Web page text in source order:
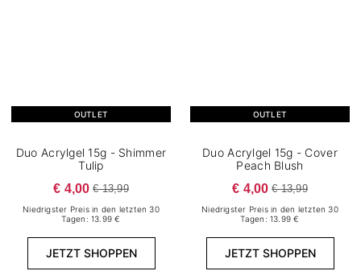
OUTLET
Duo Acrylgel 15g - Shimmer
Tulip
€ 4,00 € 13,99
Niedrigster Preis in den letzten 30
Tagen: 13.99 €
JETZT SHOPPEN
OUTLET
Duo Acrylgel 15g - Cover
Peach Blush
€ 4,00 € 13,99
Niedrigster Preis in den letzten 30
Tagen: 13.99 €
JETZT SHOPPEN